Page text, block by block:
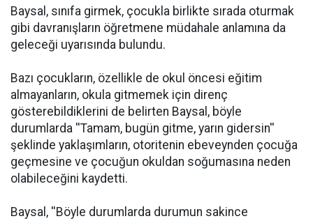
Baysal, sınıfa girmek, çocukla birlikte sırada oturmak
gibi davranışların öğretmene müdahale anlamına da
geleceği uyarısında bulundu.
Bazı çocukların, özellikle de okul öncesi eğitim
almayanların, okula gitmemek için direnç
gösterebildiklerini de belirten Baysal, böyle
durumlarda ''Tamam, bugün gitme, yarın gidersin''
şeklinde yaklaşımların, otoritenin ebeveynden çocuğa
geçmesine ve çocuğun okuldan soğumasına neden
olabileceğini kaydetti.
Baysal, ''Böyle durumlarda durumun sakince